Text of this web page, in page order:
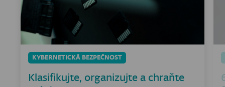
KYBERNETICKÁ BEZPEČNOST
Klasifikujte, organizujte a chraňte